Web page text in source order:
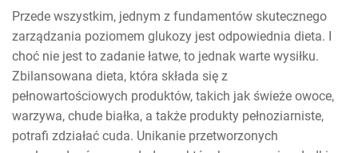
Przede wszystkim, jednym z fundamentów skutecznego
zarządzania poziomem glukozy jest odpowiednia dieta. I
choć nie jest to zadanie łatwe, to jednak warte wysiłku.
Zbilansowana dieta, która składa się z
pełnowartościowych produktów, takich jak świeże owoce,
warzywa, chude białka, a także produkty pełnoziarniste,
potrafi zdziałać cuda. Unikanie przetworzonych